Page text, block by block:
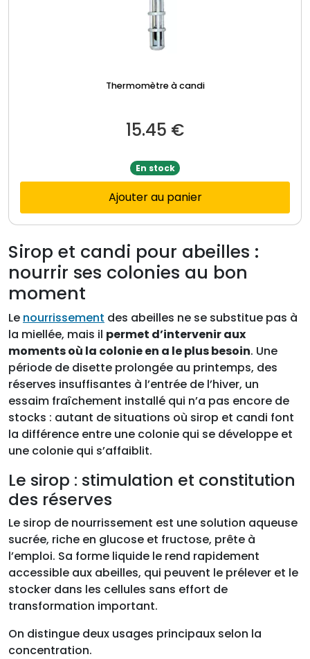
Thermomètre à candi
15.45 €
En stock
Ajouter au panier
Sirop et candi pour abeilles :
nourrir ses colonies au bon
moment
Le nourrissement des abeilles ne se substitue pas à
la miellée, mais il permet d’intervenir aux
moments où la colonie en a le plus besoin. Une
période de disette prolongée au printemps, des
réserves insuffisantes à l’entrée de l’hiver, un
essaim fraîchement installé qui n’a pas encore de
stocks : autant de situations où sirop et candi font
la différence entre une colonie qui se développe et
une colonie qui s’affaiblit.
Le sirop : stimulation et constitution
des réserves
Le sirop de nourrissement est une solution aqueuse
sucrée, riche en glucose et fructose, prête à
l’emploi. Sa forme liquide le rend rapidement
accessible aux abeilles, qui peuvent le prélever et le
stocker dans les cellules sans effort de
transformation important.
On distingue deux usages principaux selon la
concentration.